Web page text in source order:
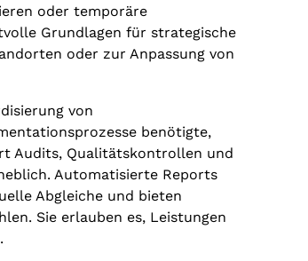
oder temporäre
Grundlagen für strategische
oder zur Anpassung von
von
benötigte,
Audits, Qualitätskontrollen und
Automatisierte Reports
Abgleiche und bieten
Sie erlauben es, Leistungen